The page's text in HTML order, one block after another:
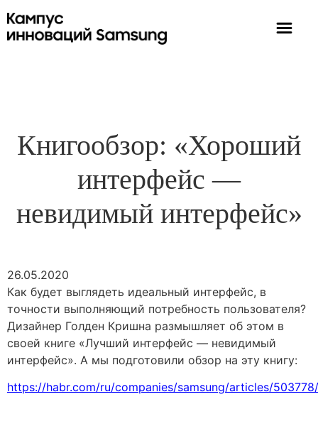
Книгообзор: «Хороший
интерфейс —
невидимый интерфейс»
26.05.2020
Как будет выглядеть идеальный интерфейс, в
точности выполняющий потребность пользователя?
Дизайнер Голден Кришна размышляет об этом в
своей книге «Лучший интерфейс — невидимый
интерфейс». А мы подготовили обзор на эту книгу:
https://habr.com/ru/companies/samsung/articles/503778/